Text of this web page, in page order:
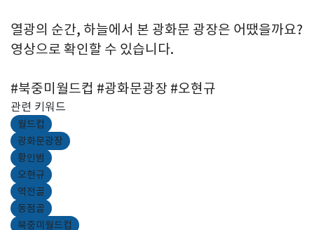
열광의 순간, 하늘에서 본 광화문 광장은 어땠을까요?
영상으로 확인할 수 있습니다.
#북중미월드컵 #광화문광장 #오현규
관련 키워드
월드컵
광화문광장
황인범
오현규
역전골
동점골
북중미월드컵